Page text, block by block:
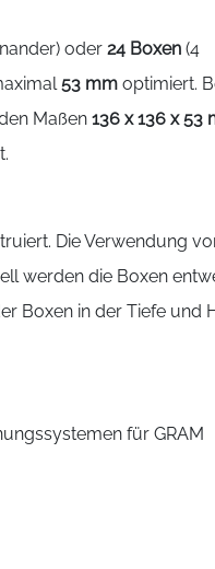
oder 24 Boxen (4
53 mm optimiert.
Maßen 136 x 136 x 53
Die Verwendung
werden die Boxen
Boxen in der Tiefe und
für GRAM